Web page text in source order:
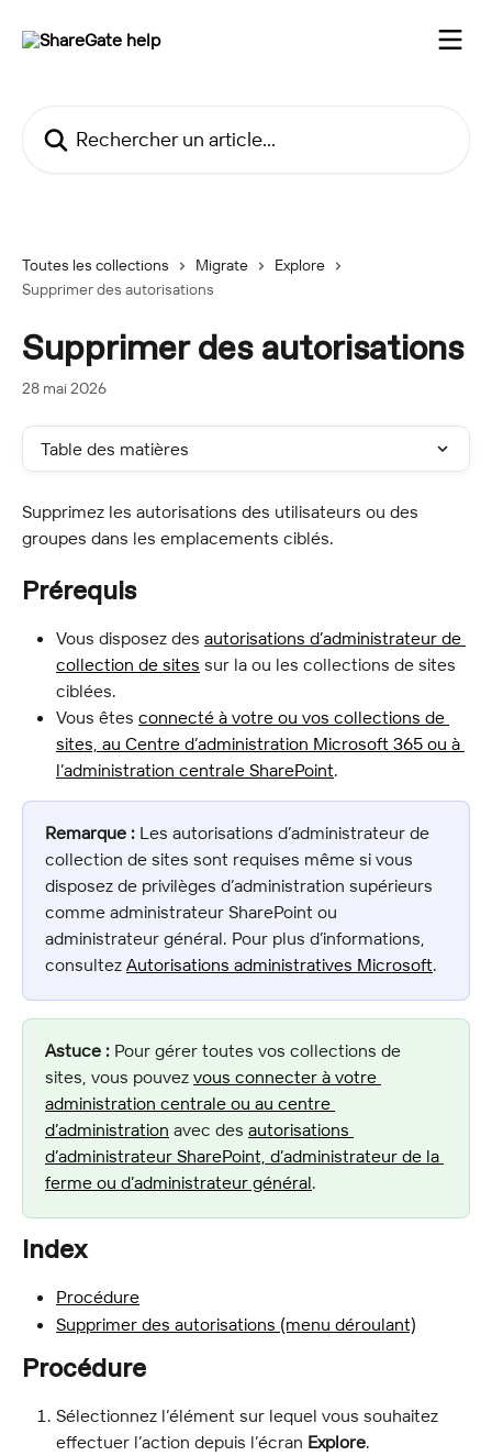
Toutes les collections Migrate
Explore
Supprimer des autorisations
Supprimer des autorisations
28 mai 2026
Table des matières
Supprimez les autorisations des utilisateurs ou des
groupes dans les emplacements ciblés.
Prérequis
Vous disposez des autorisations d’administrateur de
collection de sites sur la ou les collections de sites
ciblées.
Vous êtes connecté à votre ou vos collections de
sites, au Centre d’administration Microsoft 365 ou à
l’administration centrale SharePoint.
Remarque : Les autorisations d’administrateur de
collection de sites sont requises même si vous
disposez de privilèges d’administration supérieurs
comme administrateur SharePoint ou
administrateur général. Pour plus d’informations,
consultez Autorisations administratives Microsoft.
Astuce : Pour gérer toutes vos collections de
sites, vous pouvez vous connecter à votre
administration centrale ou au centre
d’administration avec des autorisations
d’administrateur SharePoint, d’administrateur de la
ferme ou d’administrateur général.
Index
Procédure
Supprimer des autorisations (menu déroulant)
Procédure
Sélectionnez l’élément sur lequel vous souhaitez
effectuer l’action depuis l’écran Explore.